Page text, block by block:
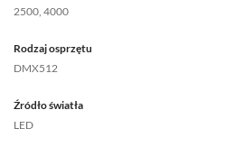
2500, 4000
Rodzaj osprzętu
DMX512
Źródło światła
LED